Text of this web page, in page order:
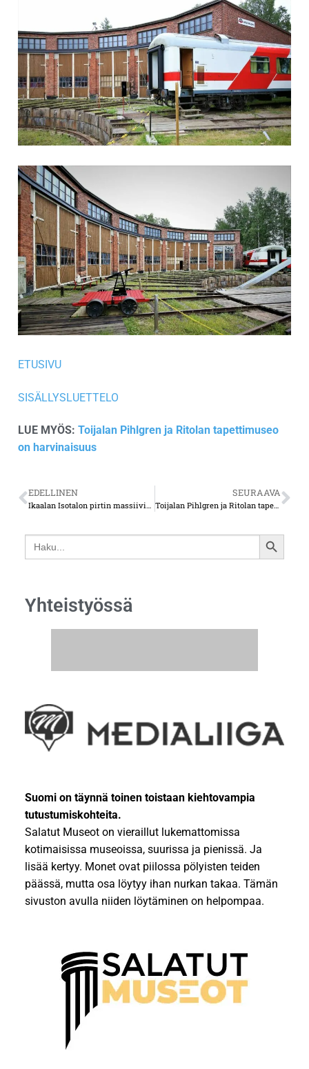
ETUSIVU
SISÄLLYSLUETTELO
LUE MYÖS: Toijalan Pihlgren ja Ritolan tapettimuseo
on harvinaisuus
EDELLINEN
Ikaalan Isotalon pirtin massiivinen uuni on harvinaisuus
SEURAAVA
Toijalan Pihlgren ja Ritolan tapettimuseo on harvinaisuus
Search
for:
SEARCH
Yhteistyössä
Suomi on täynnä toinen toistaan kiehtovampia
tutustumiskohteita.
Salatut Museot on vieraillut lukemattomissa
kotimaisissa museoissa, suurissa ja pienissä. Ja
lisää kertyy. Monet ovat piilossa pölyisten teiden
päässä, mutta osa löytyy ihan nurkan takaa. Tämän
sivuston avulla niiden löytäminen on helpompaa.